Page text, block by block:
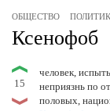
ОБЩЕСТВО
Ксенофоб
15
человек,
неприязнь по
половых,